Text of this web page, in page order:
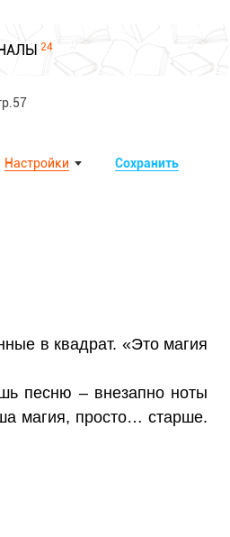
24
Сохранить
Настройки
в квадрат. «Это магия
песню – внезапно ноты
магия, просто… старше.